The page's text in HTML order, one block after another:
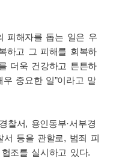
피해자를 돕는 일은 우
하고 그 피해를 회복하
더욱 건강하고 튼튼하
중요한 일”이라고 말
찰서, 용인동부·서부경
서 등을 관할로, 범죄 피
조를 실시하고 있다.